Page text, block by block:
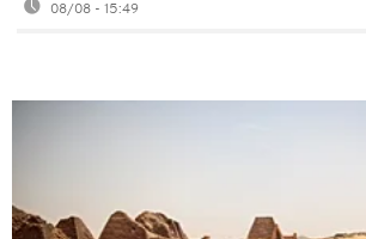
08/08 - 15:49